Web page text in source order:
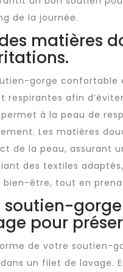
de la journée.
matières
gorge confortable
respirantes afin
à la peau de
Les matières
de la peau, assurant
des textiles
être, tout en
soutien-
pour
de votre soutien-
un filet de lavage.